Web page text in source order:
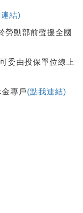
結)
勞動部前聲援全國
委由投保單位線上
專戶(點我連結)